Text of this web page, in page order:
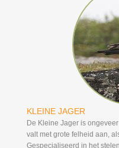
KLEINE JAGER
De Kleine Jager is
valt met grote felheid aan,
Gespecialiseerd in het